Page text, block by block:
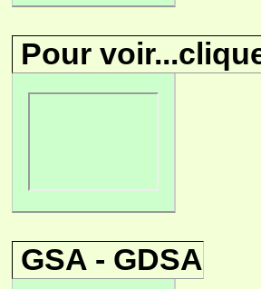
Pour
GSA - GDSA